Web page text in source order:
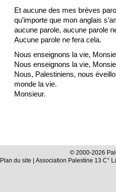
Et aucune des mes brèves
qu’importe que mon anglais
aucune parole, aucune parole
Aucune parole ne fera cela.
Nous enseignons la vie,
Nous enseignons la vie,
Nous, Palestiniens, nous
monde la vie.
Monsieur.
© 2000-2026
Plan du site | Association Palestine 13 C°